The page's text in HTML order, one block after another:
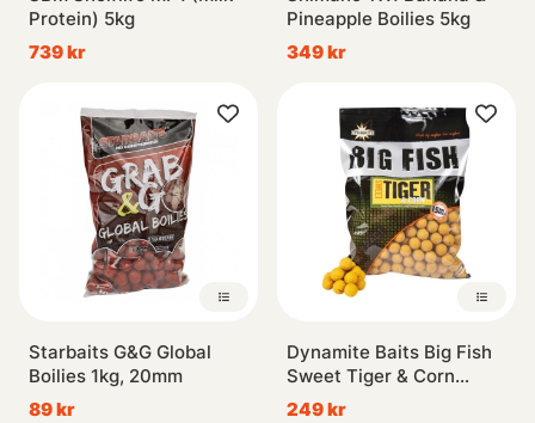
Protein) 5kg
739 kr
Pineapple Boilies 5kg
349 kr
Starbaits G&G Global
Boilies 1kg, 20mm
89 kr
Dynamite Baits Big Fish
Sweet Tiger & Corn
Boilies 1,8kg
249 kr